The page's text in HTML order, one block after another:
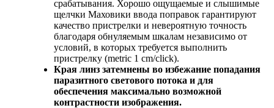
срабатывания. Хорошо ощущаемые и слышимые
щелчки Маховики ввода поправок гарантируют
качество пристрелки и невероятную точность
благодаря обнуляемым шкалам независимо от
условий, в которых требуется выполнить
пристрелку (metric 1 cm/click).
Края линз затемнены во избежание попадания
паразитного светового потока и для
обеспечения максимально возможной
контрастности изображения.